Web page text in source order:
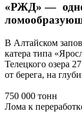
«РЖД» —
В Алтайском
катера типа
Телецкого озера
от берега, на
750 000 тонн
Лома к